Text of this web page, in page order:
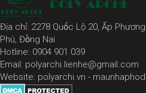
Địa chỉ: 2278 Quốc Lộ 20, Ấp
Phú, Đồng Nai
Hotline: 0904 901 039
Email: polyarchi.lienhe@gmail.com
Website: polyarchi.vn -